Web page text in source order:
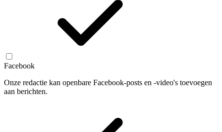
Facebook
Onze redactie kan openbare Facebook-posts en -video's toevoegen
aan berichten.